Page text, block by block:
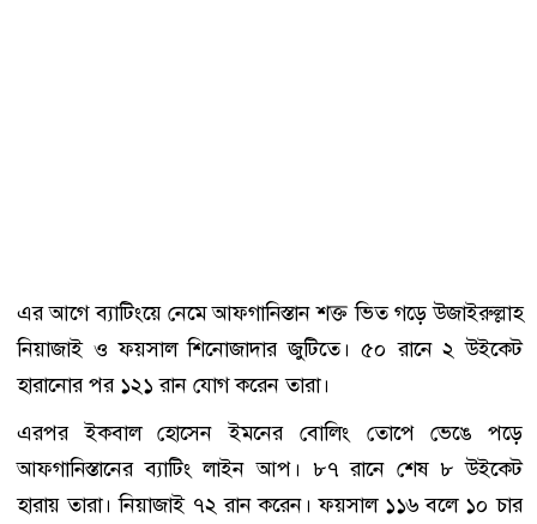
এর আগে ব্যাটিংয়ে নেমে আফগানিস্তান শক্ত ভিত গড়ে উজাইরুল্লাহ
নিয়াজাই ও ফয়সাল শিনোজাদার জুটিতে। ৫০ রানে ২ উইকেট
হারানোর পর ১২১ রান যোগ করেন তারা।
এরপর ইকবাল হোসেন ইমনের বোলিং তোপে ভেঙে পড়ে
আফগানিস্তানের ব্যাটিং লাইন আপ। ৮৭ রানে শেষ ৮ উইকেট
হারায় তারা। নিয়াজাই ৭২ রান করেন। ফয়সাল ১১৬ বলে ১০ চার